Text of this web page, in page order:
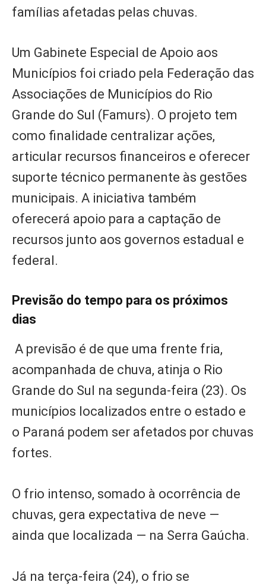
famílias afetadas pelas chuvas.
Um Gabinete Especial de Apoio aos
Municípios foi criado pela Federação das
Associações de Municípios do Rio
Grande do Sul (Famurs). O projeto tem
como finalidade centralizar ações,
articular recursos financeiros e oferecer
suporte técnico permanente às gestões
municipais. A iniciativa também
oferecerá apoio para a captação de
recursos junto aos governos estadual e
federal.
Previsão do tempo para os próximos
dias
A previsão é de que uma frente fria,
acompanhada de chuva, atinja o Rio
Grande do Sul na segunda-feira (23). Os
municípios localizados entre o estado e
o Paraná podem ser afetados por chuvas
fortes.
O frio intenso, somado à ocorrência de
chuvas, gera expectativa de neve —
ainda que localizada — na Serra Gaúcha.
Já na terça-feira (24), o frio se